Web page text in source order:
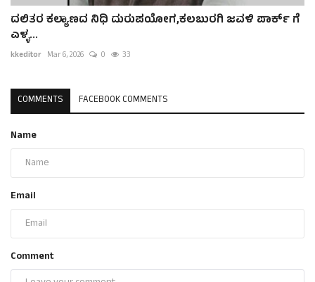
ದಲಿತರ ಕಲ್ಯಾಣದ ನಿಧಿ ದುರುಪಯೋಗ,ಕಲಬುರಗಿ ಜವಳಿ ಪಾರ್ಕ್ ಗೆ
ಎಳ್ಳ...
kkeditor Mar 6, 2026 0 33
COMMENTS FACEBOOK COMMENTS
Name
Email
Comment